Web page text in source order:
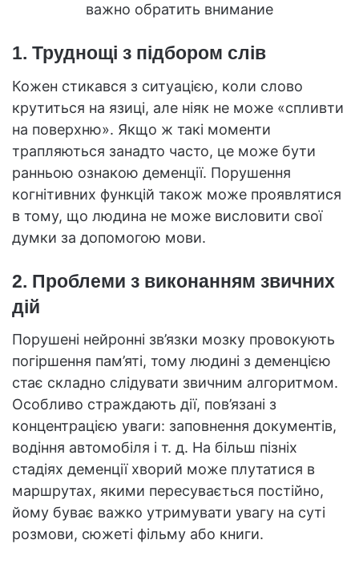
1. Труднощі з підбором слів
Кожен стикався з ситуацією, коли слово
крутиться на язиці, але ніяк не може «спливти
на поверхню». Якщо ж такі моменти
трапляються занадто часто, це може бути
ранньою ознакою деменції. Порушення
когнітивних функцій також може проявлятися
в тому, що людина не може висловити свої
думки за допомогою мови.
2. Проблеми з виконанням звичних
дій
Порушені нейронні зв’язки мозку провокують
погіршення пам’яті, тому людині з деменцією
стає складно слідувати звичним алгоритмом.
Особливо страждають дії, пов’язані з
концентрацією уваги: заповнення документів,
водіння автомобіля і т. д. На більш пізніх
стадіях деменції хворий може плутатися в
маршрутах, якими пересувається постійно,
йому буває важко утримувати увагу на суті
розмови, сюжеті фільму або книги.